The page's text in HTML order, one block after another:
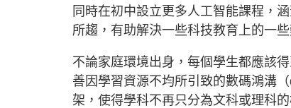
同時在初中設立更多人工智能課程，
所趨，有助解決一些科技教育上的一些
不論家庭環境出身，每個學生都應該
善因學習資源不均所引致的數碼鴻溝
架，使得學科不再只分為文科或理科